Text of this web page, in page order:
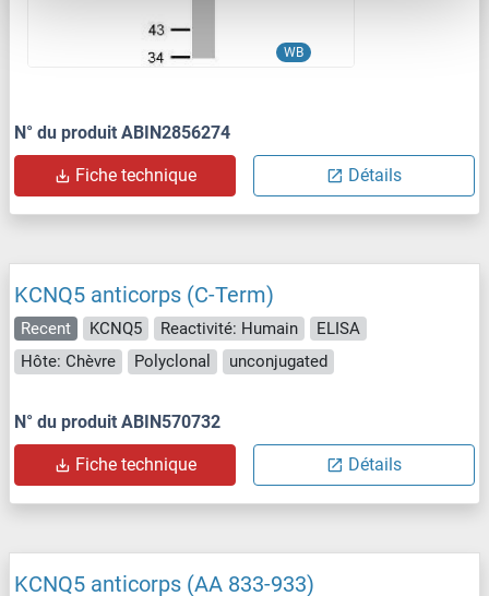
WB
N° du produit ABIN2856274
Fiche technique Détails
KCNQ5 anticorps (C-Term)
Recent KCNQ5 Reactivité: Humain
ELISA
Hôte: Chèvre
Polyclonal unconjugated
N° du produit ABIN570732
Fiche technique Détails
KCNQ5 anticorps (AA 833-933)